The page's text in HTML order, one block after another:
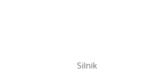
Silnik